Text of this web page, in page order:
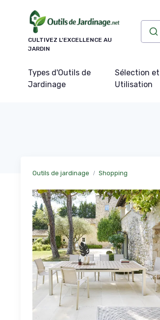
CULTIVEZ L'EXCELLENCE AU
JARDIN
Types d'Outils de
Jardinage
Sélection et
Utilisation
Outils de jardinage Shopping